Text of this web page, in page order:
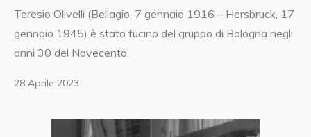
Teresio Olivelli (Bellagio, 7 gennaio 1916 – Hersbruck, 17
gennaio 1945) è stato fucino del gruppo di Bologna negli
anni 30 del Novecento.
28 Aprile 2023